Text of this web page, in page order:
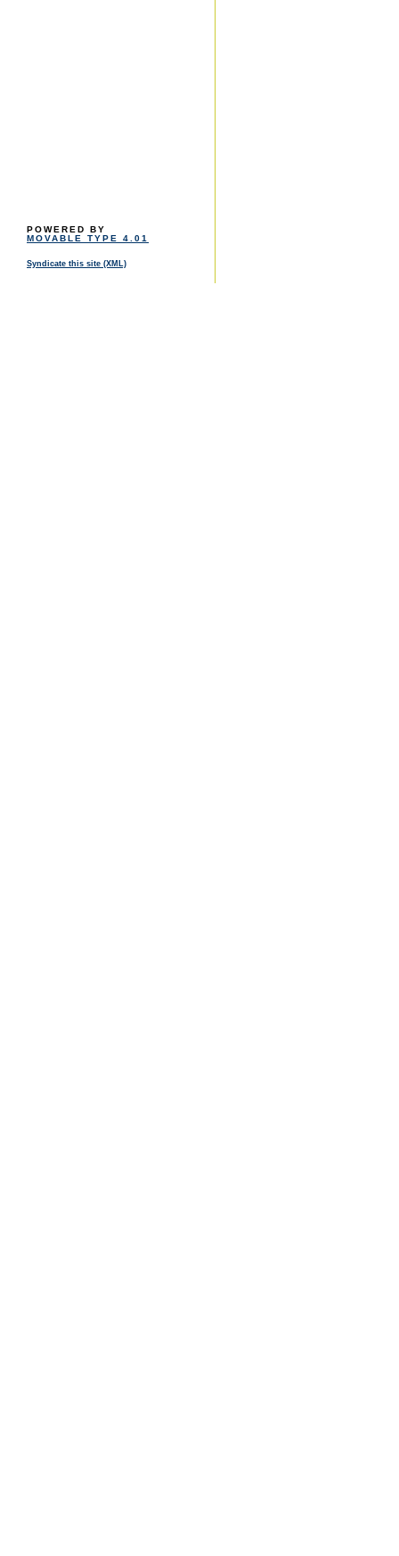
POWERED BY
MOVABLE TYPE 4.01
Syndicate this site (XML)